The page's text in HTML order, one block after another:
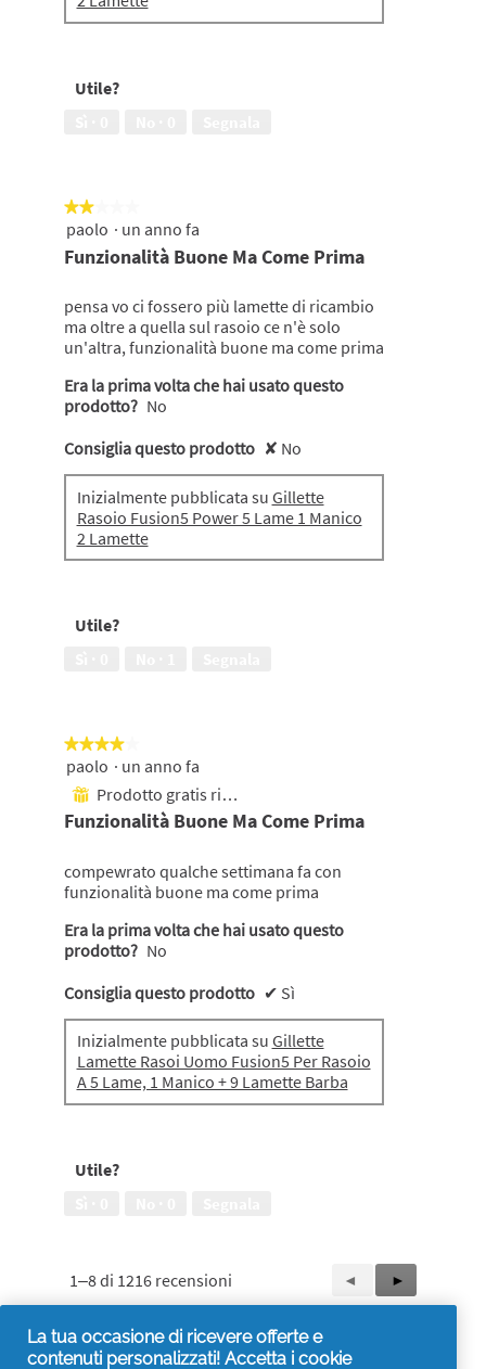
Utile?
★★★★★
★★★★★
2
5
paolo · un anno fa
Funzionalità Buone Ma Come Prima
pensa vo ci fossero più lamette di ricambio
ma oltre a quella sul rasoio ce n'è solo
un'altra, funzionalità buone ma come prima
Era la prima volta che hai usato questo
prodotto? No
Consiglia questo prodotto ✘ No
Inizialmente pubblicata su Gillette
Rasoio Fusion5 Power 5 Lame 1 Manico
2 Lamette
Utile?
★★★★★
★★★★★
4
stelle.
paolo · un anno fa
⊞ Prodotto gratis ricevuto
Funzionalità Buone Ma Come Prima
compewrato qualche settimana fa con
funzionalità buone ma come prima
Era la prima volta che hai usato questo
prodotto? No
Consiglia questo prodotto ✔ Sì
Inizialmente pubblicata su Gillette
Lamette Rasoi Uomo Fusion5 Per Rasoio
A 5 Lame, 1 Manico + 9 Lamette Barba
Utile?
1–8 di 1216 recensioni
Precedente
Reviews
◄
Successiva
Reviews
►
La tua occasione di ricevere offerte e
contenuti personalizzati! Accetta i cookie